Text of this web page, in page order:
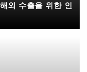
외 수출을 위한 인